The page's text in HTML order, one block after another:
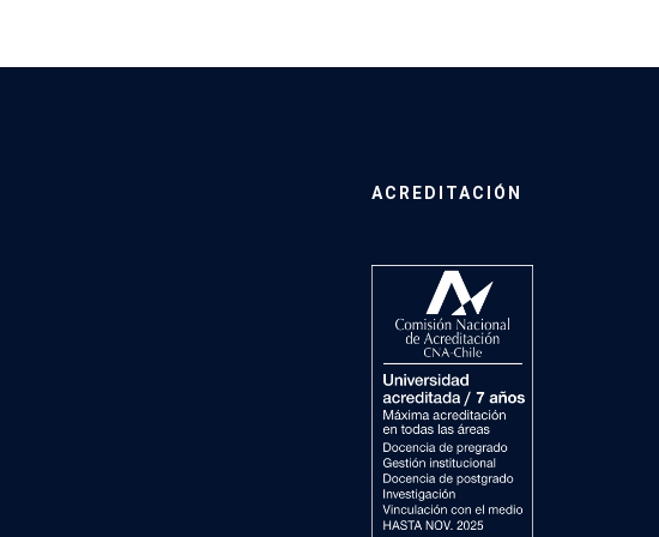
ACREDITACIÓN